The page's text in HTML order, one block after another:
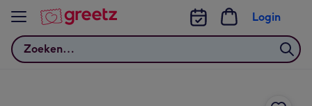
Bekijk meer
Zoeken
Login